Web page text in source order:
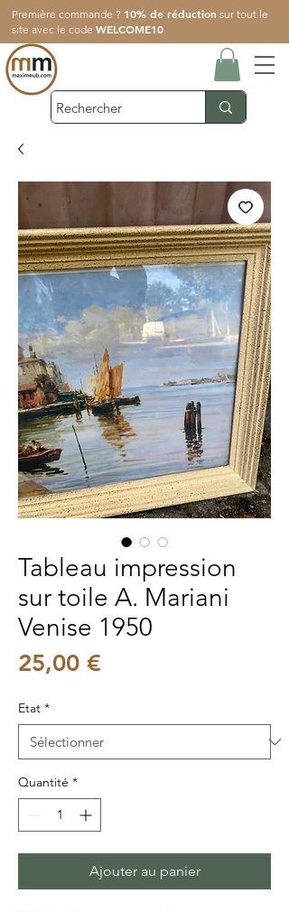
Première commande ? 10% de réduction sur tout le
site avec le code WELCOME10
Tableau impression
sur toile A. Mariani
Venise 1950
25,00 €
Etat *
Quantité *
Ajouter au panier